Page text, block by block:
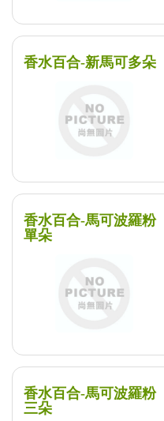
香水百合-新馬可多朵
香水百合-馬可波羅粉
單朵
香水百合-馬可波羅粉
三朵